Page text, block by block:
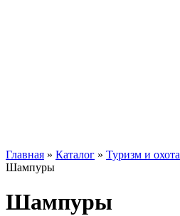
Главная » Каталог » Туризм и охота
Шампуры
Шампуры